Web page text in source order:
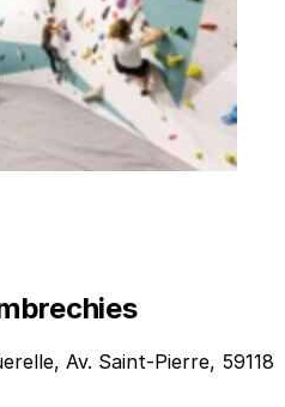
Av. Saint-Pierre, 59118